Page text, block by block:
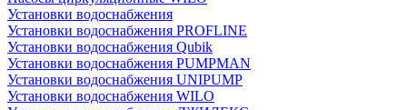
Установки водоснабжения
Установки водоснабжения PROFLINE
Установки водоснабжения Qubik
Установки водоснабжения PUMPMAN
Установки водоснабжения UNIPUMP
Установки водоснабжения WILO